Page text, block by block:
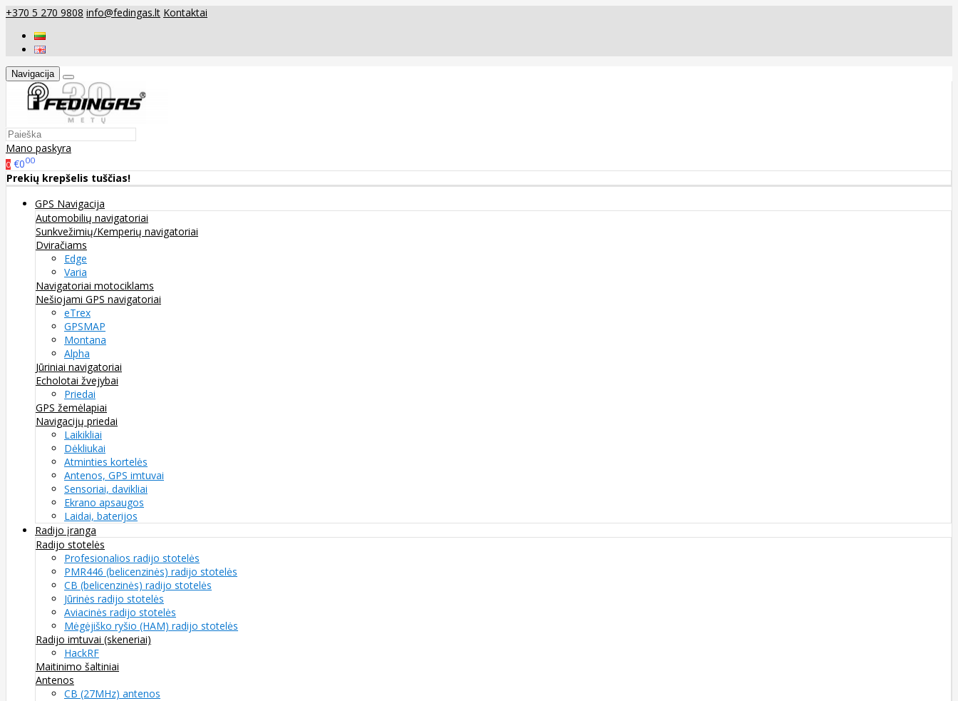
+370 5 270 9808 info@fedingas.lt Kontaktai
Navigacija
Mano paskyra
0 €000
Prekių krepšelis tuščias!
GPS Navigacija
Automobilių navigatoriai
Sunkvežimių/Kemperių navigatoriai
Dviračiams
Edge
Varia
Navigatoriai motociklams
Nešiojami GPS navigatoriai
eTrex
GPSMAP
Montana
Alpha
Jūriniai navigatoriai
Echolotai žvejybai
Priedai
GPS žemėlapiai
Navigacijų priedai
Laikikliai
Dėkliukai
Atminties kortelės
Antenos, GPS imtuvai
Sensoriai, davikliai
Ekrano apsaugos
Laidai, baterijos
Radijo įranga
Radijo stotelės
Profesionalios radijo stotelės
PMR446 (belicenzinės) radijo stotelės
CB (belicenzinės) radijo stotelės
Jūrinės radijo stotelės
Aviacinės radijo stotelės
Mėgėjiško ryšio (HAM) radijo stotelės
Radijo imtuvai (skeneriai)
HackRF
Maitinimo šaltiniai
Antenos
CB (27MHz) antenos